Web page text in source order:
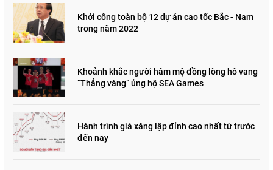
Khởi công toàn bộ 12 dự án cao tốc Bắc - Nam
trong năm 2022
Khoảnh khắc người hâm mộ đồng lòng hô vang
“Thắng vàng” ủng hộ SEA Games
Hành trình giá xăng lập đỉnh cao nhất từ trước
đến nay